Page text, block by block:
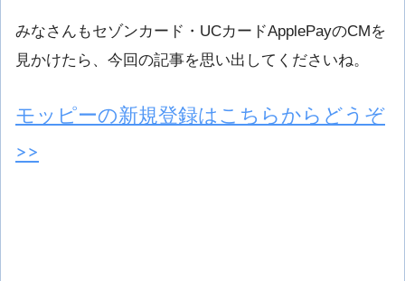
みなさんもセゾンカード・UCカードApplePayのCMを
見かけたら、今回の記事を思い出してくださいね。
モッピーの新規登録はこちらからどうぞ
>>